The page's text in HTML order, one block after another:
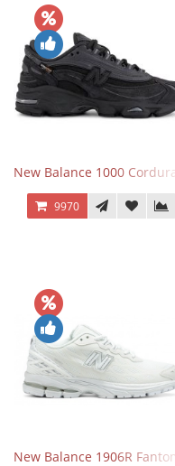
New Balance 1000
9970
New Balance 1906R